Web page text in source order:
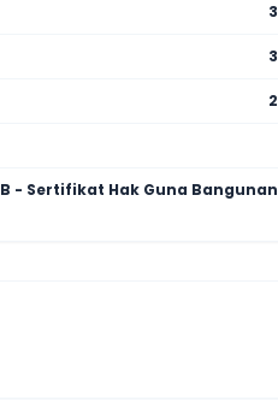
3
3
2
- Sertifikat Hak Guna Bangunan